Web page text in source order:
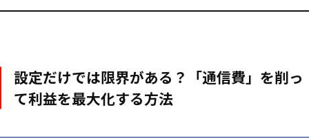
設定だけでは限界がある？「通信費」を削っ
て利益を最大化する方法